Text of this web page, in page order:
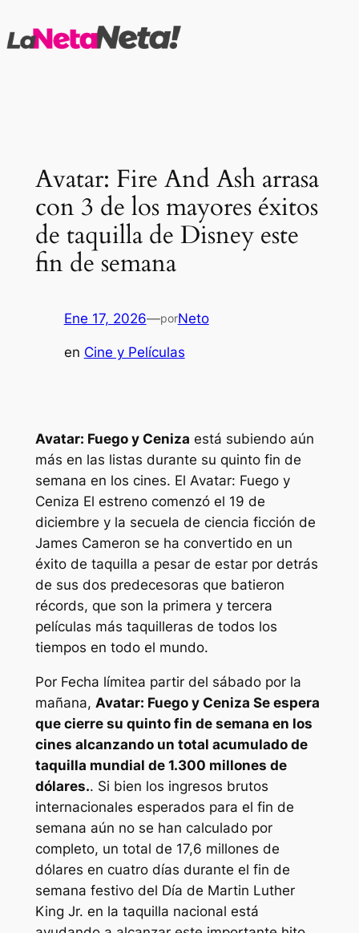
al
Avatar: Fire And Ash arrasa
con 3 de los mayores éxitos
de taquilla de Disney este
fin de semana
Ene 17, 2026—porNeto
en Cine y Películas
Avatar: Fuego y Ceniza está subiendo aún
más en las listas durante su quinto fin de
semana en los cines. El Avatar: Fuego y
Ceniza El estreno comenzó el 19 de
diciembre y la secuela de ciencia ficción de
James Cameron se ha convertido en un
éxito de taquilla a pesar de estar por detrás
de sus dos predecesoras que batieron
récords, que son la primera y tercera
películas más taquilleras de todos los
tiempos en todo el mundo.
Por Fecha límitea partir del sábado por la
mañana, Avatar: Fuego y Ceniza Se espera
que cierre su quinto fin de semana en los
cines alcanzando un total acumulado de
taquilla mundial de 1.300 millones de
dólares.. Si bien los ingresos brutos
internacionales esperados para el fin de
semana aún no se han calculado por
completo, un total de 17,6 millones de
dólares en cuatro días durante el fin de
semana festivo del Día de Martin Luther
King Jr. en la taquilla nacional está